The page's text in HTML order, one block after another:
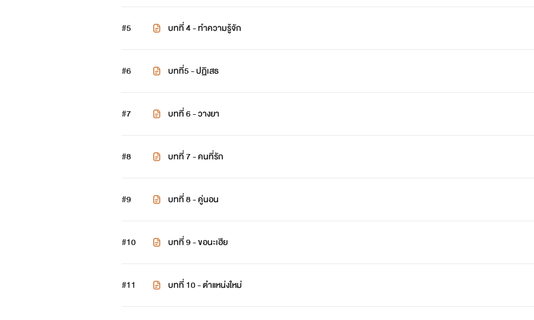
#5 บทที่ 4 - ทำความรู้จัก
#6 บทที่5 - ปฏิเสธ
#7 บทที่ 6 - วางยา
#8 บทที่ 7 - คนที่รัก
#9 บทที่ 8 - คู่นอน
#10 บทที่ 9 - ขอนะเฮีย
#11 บทที่ 10 - ตำแหน่งใหม่